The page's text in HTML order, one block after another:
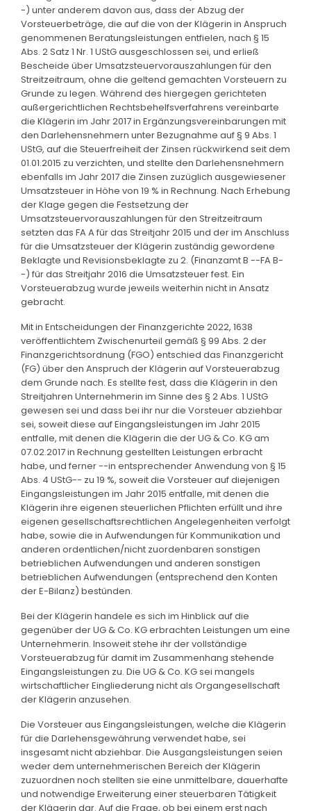
-) unter anderem davon aus, dass der Abzug der
Vorsteuerbeträge, die auf die von der Klägerin in Anspruch
genommenen Beratungsleistungen entfielen, nach § 15
Abs. 2 Satz 1 Nr. 1 UStG ausgeschlossen sei, und erließ
Bescheide über Umsatzsteuervorauszahlungen für den
Streitzeitraum, ohne die geltend gemachten Vorsteuern zu
Grunde zu legen. Während des hiergegen gerichteten
außergerichtlichen Rechtsbehelfsverfahrens vereinbarte
die Klägerin im Jahr 2017 in Ergänzungsvereinbarungen mit
den Darlehensnehmern unter Bezugnahme auf § 9 Abs. 1
UStG, auf die Steuerfreiheit der Zinsen rückwirkend seit dem
01.01.2015 zu verzichten, und stellte den Darlehensnehmern
ebenfalls im Jahr 2017 die Zinsen zuzüglich ausgewiesener
Umsatzsteuer in Höhe von 19 % in Rechnung. Nach Erhebung
der Klage gegen die Festsetzung der
Umsatzsteuervorauszahlungen für den Streitzeitraum
setzten das FA A für das Streitjahr 2015 und der im Anschluss
für die Umsatzsteuer der Klägerin zuständig gewordene
Beklagte und Revisionsbeklagte zu 2. (Finanzamt B --FA B-
-) für das Streitjahr 2016 die Umsatzsteuer fest. Ein
Vorsteuerabzug wurde jeweils weiterhin nicht in Ansatz
gebracht.
Mit in Entscheidungen der Finanzgerichte 2022, 1638
veröffentlichtem Zwischenurteil gemäß § 99 Abs. 2 der
Finanzgerichtsordnung (FGO) entschied das Finanzgericht
(FG) über den Anspruch der Klägerin auf Vorsteuerabzug
dem Grunde nach. Es stellte fest, dass die Klägerin in den
Streitjahren Unternehmerin im Sinne des § 2 Abs. 1 UStG
gewesen sei und dass bei ihr nur die Vorsteuer abziehbar
sei, soweit diese auf Eingangsleistungen im Jahr 2015
entfalle, mit denen die Klägerin die der UG & Co. KG am
07.02.2017 in Rechnung gestellten Leistungen erbracht
habe, und ferner --in entsprechender Anwendung von § 15
Abs. 4 UStG-- zu 19 %, soweit die Vorsteuer auf diejenigen
Eingangsleistungen im Jahr 2015 entfalle, mit denen die
Klägerin ihre eigenen steuerlichen Pflichten erfüllt und ihre
eigenen gesellschaftsrechtlichen Angelegenheiten verfolgt
habe, sowie die in Aufwendungen für Kommunikation und
anderen ordentlichen/nicht zuordenbaren sonstigen
betrieblichen Aufwendungen und anderen sonstigen
betrieblichen Aufwendungen (entsprechend den Konten
der E-Bilanz) bestünden.
Bei der Klägerin handele es sich im Hinblick auf die
gegenüber der UG & Co. KG erbrachten Leistungen um eine
Unternehmerin. Insoweit stehe ihr der vollständige
Vorsteuerabzug für damit im Zusammenhang stehende
Eingangsleistungen zu. Die UG & Co. KG sei mangels
wirtschaftlicher Eingliederung nicht als Organgesellschaft
der Klägerin anzusehen.
Die Vorsteuer aus Eingangsleistungen, welche die Klägerin
für die Darlehensgewährung verwendet habe, sei
insgesamt nicht abziehbar. Die Ausgangsleistungen seien
weder dem unternehmerischen Bereich der Klägerin
zuzuordnen noch stellten sie eine unmittelbare, dauerhafte
und notwendige Erweiterung einer steuerbaren Tätigkeit
der Klägerin dar. Auf die Frage, ob bei einem erst nach